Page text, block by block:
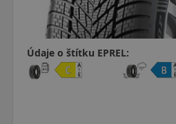
Údaje o štítku EPREL: